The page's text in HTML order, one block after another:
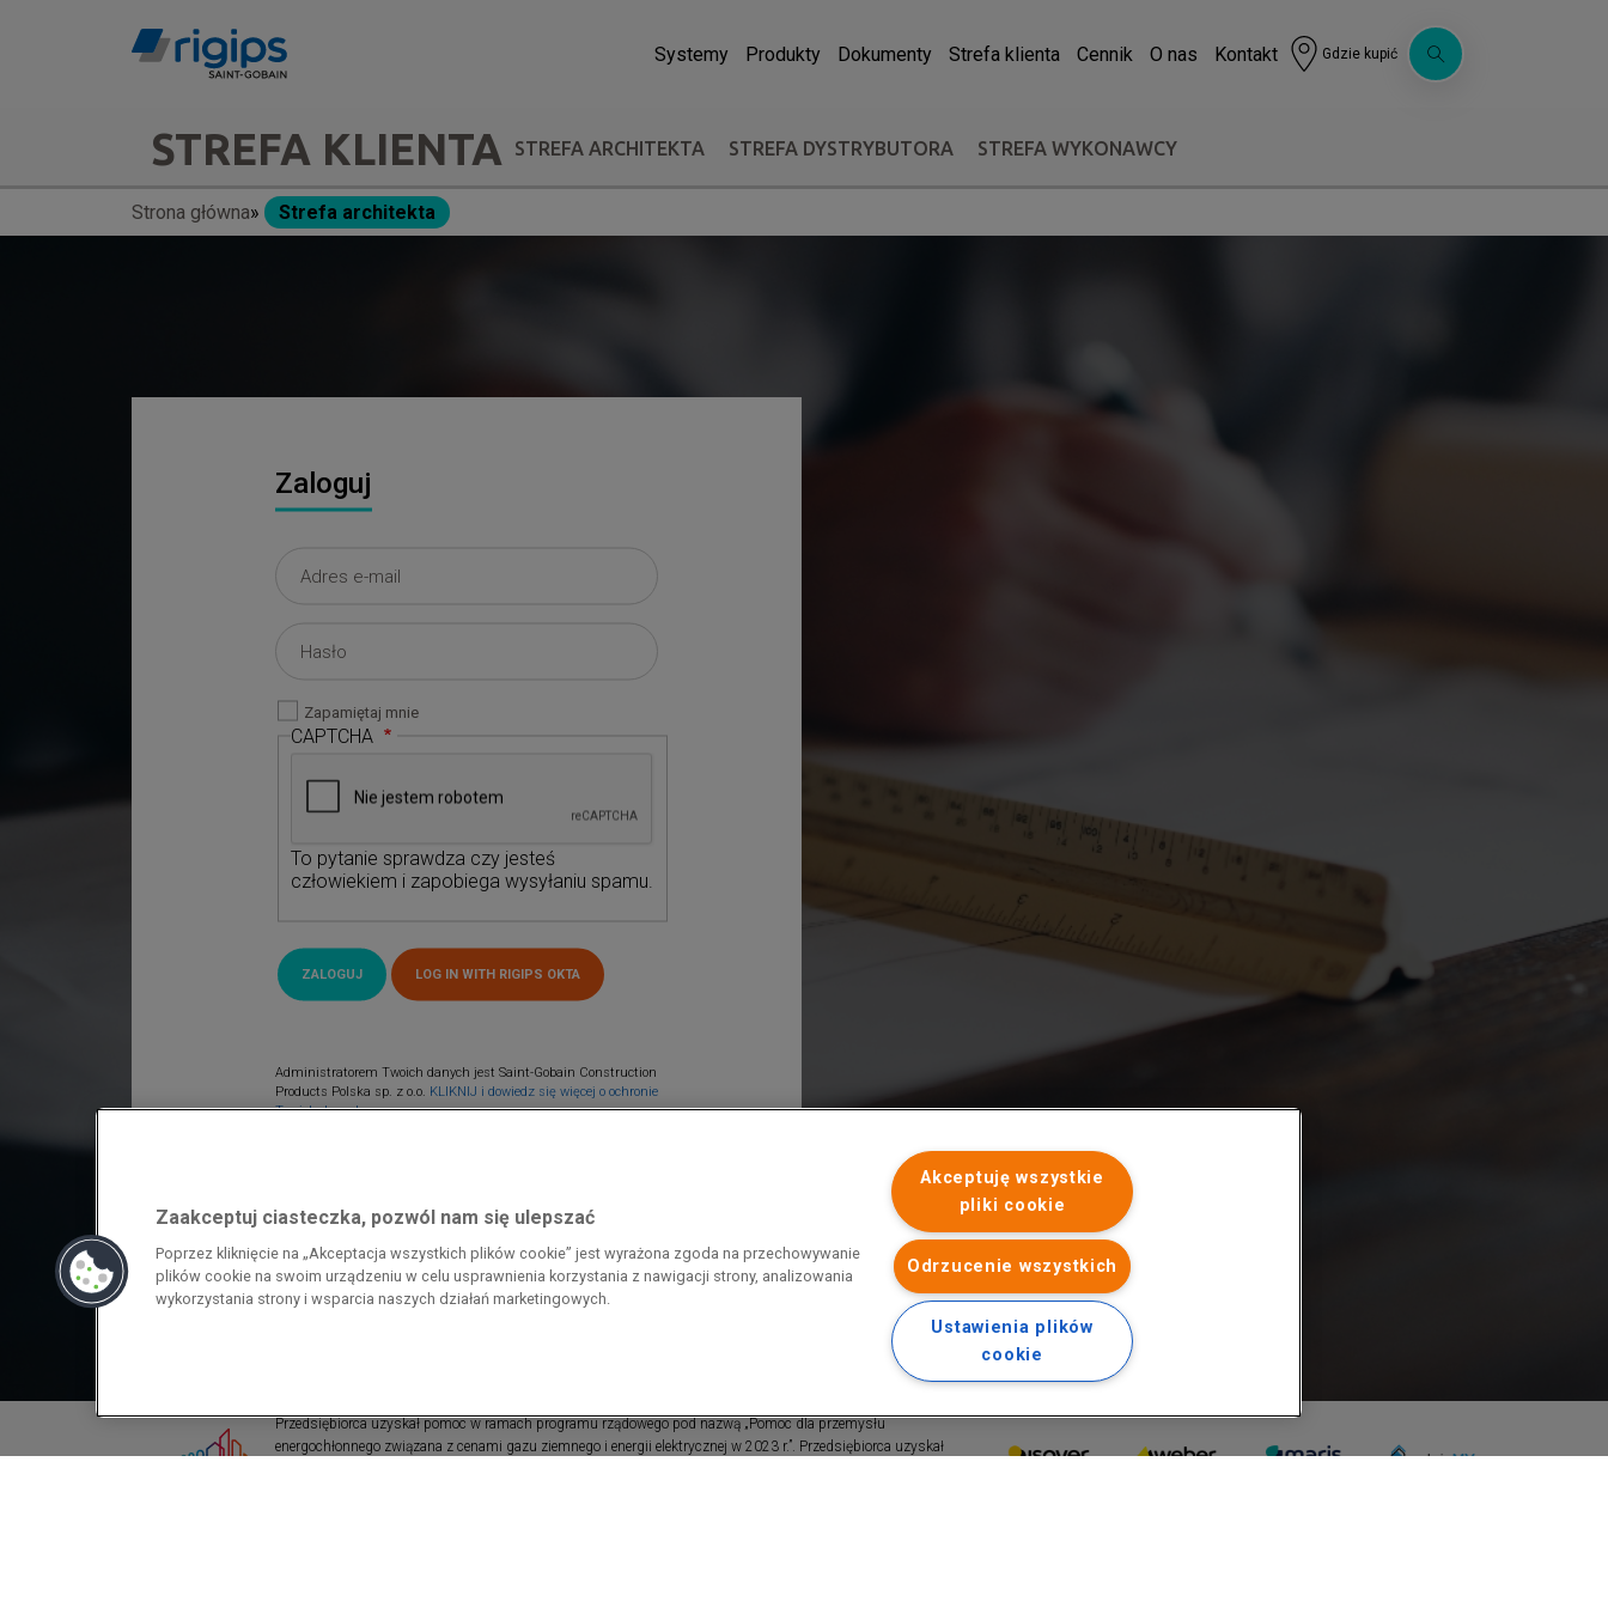
Systemy Produkty Dokumenty Strefa klienta Cennik O nas Kontakt Gdzie kupić
navigation
-
STREFA KLIENTA STREFA ARCHITEKTA STREFA DYSTRYBUTORA STREFA WYKONAWCY
Ścieżka
Strona główna Strefa architekta
Zaloguj
Zapamiętaj mnie
CAPTCHA
To pytanie sprawdza czy jesteś
człowiekiem i zapobiega wysyłaniu spamu.
Administratorem Twoich danych jest Saint-Gobain Construction
Products Polska sp. z o.o. KLIKNIJ i dowiedz się więcej o ochronie
Twoich danych.
Przedsiębiorca uzyskał pomoc w ramach programu rządowego pod nazwą „Pomoc dla przemysłu
energochłonnego związana z cenami gazu ziemnego i energii elektrycznej w 2023 r.”. Przedsiębiorca uzyskał
Zaakceptuj ciasteczka, pozwól nam się ulepszać
Poprzez kliknięcie na „Akceptacja wszystkich plików cookie” jest wyrażona zgoda na przechowywanie
plików cookie na swoim urządzeniu w celu usprawnienia korzystania z nawigacji strony, analizowania
wykorzystania strony i wsparcia naszych działań marketingowych.
Akceptuję wszystkie
pliki cookie
Odrzucenie wszystkich
Ustawienia plików
cookie